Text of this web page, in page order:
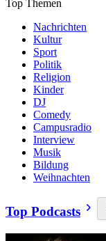
Top Themen
Nachrichten
Kultur
Sport
Politik
Religion
Kinder
DJ
Comedy
Campusradio
Interview
Musik
Bildung
Weihnachten
Top Podcasts